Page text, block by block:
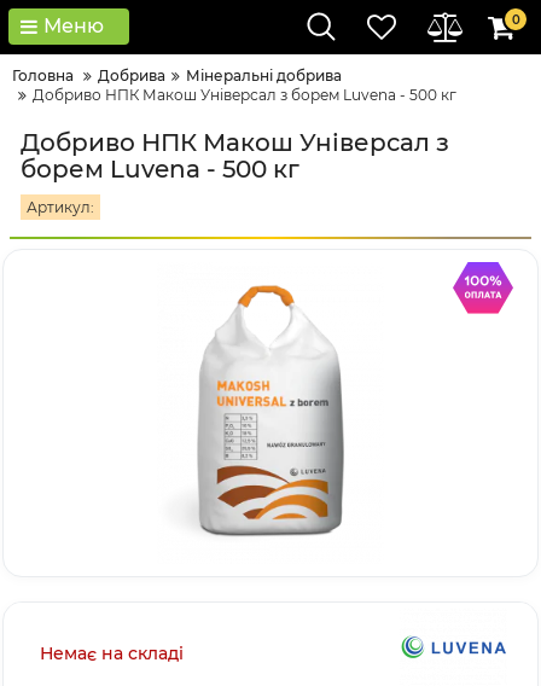
Меню 0
Головна Добрива
Мінеральні добрива
Добриво НПК Макош Універсал з борем Luvena - 500 кг
Добриво НПК Макош Універсал з
борем Luvena - 500 кг
Артикул:
Немає на складі